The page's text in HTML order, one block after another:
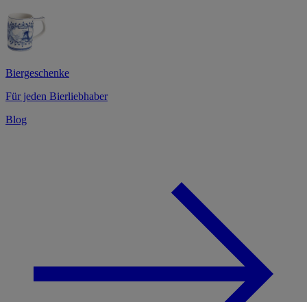
Biergeschenke
Für jeden Bierliebhaber
Blog